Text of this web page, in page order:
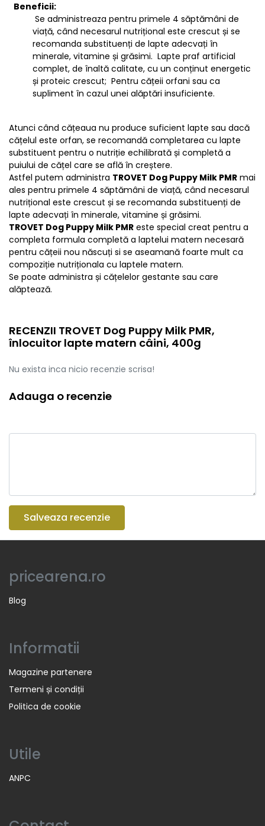
Beneficii:
Se administreaza pentru primele 4 săptămâni de
viață, când necesarul nutrițional este crescut și se
recomanda substituenți de lapte adecvați în
minerale, vitamine și grăsimi. Lapte praf artificial
complet, de înaltă calitate, cu un conținut energetic
și proteic crescut; Pentru cățeii orfani sau ca
supliment în cazul unei alăptări insuficiente.
Atunci când cățeaua nu produce suficient lapte sau dacă
cățelul este orfan, se recomandă completarea cu lapte
substituent pentru o nutriție echilibrată și completă a
puiului de cățel care se află în creștere.
Astfel putem administra TROVET Dog Puppy Milk PMR mai
ales pentru primele 4 săptămâni de viață, când necesarul
nutrițional este crescut și se recomanda substituenți de
lapte adecvați în minerale, vitamine și grăsimi.
TROVET Dog Puppy Milk PMR este special creat pentru a
completa formula completă a laptelui matern necesară
pentru cățeii nou născuți si se aseamană foarte mult ca
compoziție nutriționala cu laptele matern.
Se poate administra și cățelelor gestante sau care
alăptează.
RECENZII TROVET Dog Puppy Milk PMR,
înlocuitor lapte matern câini, 400g
Nu exista inca nicio recenzie scrisa!
Adauga o recenzie
Salveaza recenzie
pricearena.ro
Blog
Informatii
Magazine partenere
Termeni și condiții
Politica de cookie
Utile
ANPC